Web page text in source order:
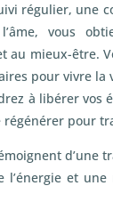
régulier, une
vous
au mieux-être.
pour vivre la
à libérer vos
régénérer pour
d’une
l’énergie et